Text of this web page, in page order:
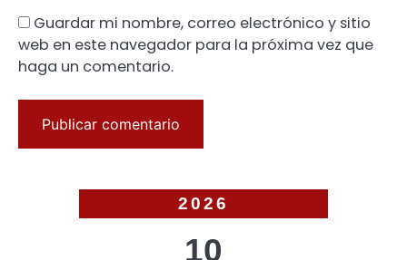
Guardar mi nombre, correo electrónico y sitio
web en este navegador para la próxima vez que
haga un comentario.
2026
10